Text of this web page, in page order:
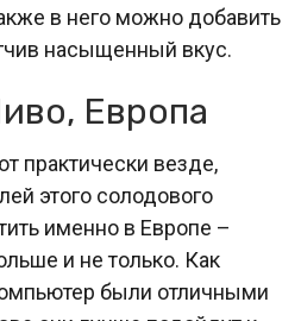
в него можно добавить
насыщенный вкус.
Европа
практически везде,
этого солодового
именно в Европе –
и не только. Как
были отличными